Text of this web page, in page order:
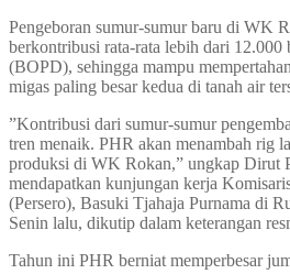
Pengeboran sumur-sumur baru di WK
berkontribusi rata-rata lebih dari 12.000
(BOPD), sehingga mampu
migas paling besar kedua di tanah air
”Kontribusi dari sumur-sumur
tren menaik. PHR akan menambah rig
produksi di WK Rokan,” ungkap Dirut
mendapatkan kunjungan kerja
(Persero), Basuki Tjahaja Purnama di
Senin lalu, dikutip dalam keterangan
Tahun ini PHR berniat memperbesar